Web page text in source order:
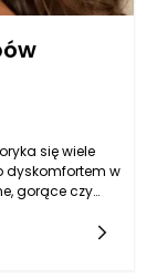
się wiele
dyskomfortem w
gorące czy